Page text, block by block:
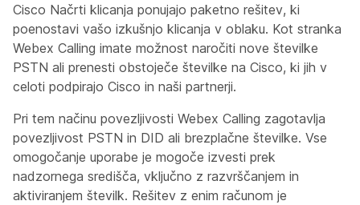
Cisco Načrti klicanja ponujajo paketno rešitev, ki
poenostavi vašo izkušnjo klicanja v oblaku. Kot stranka
Webex Calling imate možnost naročiti nove številke
PSTN ali prenesti obstoječe številke na Cisco, ki jih v
celoti podpirajo Cisco in naši partnerji.
Pri tem načinu povezljivosti Webex Calling zagotavlja
povezljivost PSTN in DID ali brezplačne številke. Vse
omogočanje uporabe je mogoče izvesti prek
nadzornega središča, vključno z razvrščanjem in
aktiviranjem številk. Rešitev z enim računom je